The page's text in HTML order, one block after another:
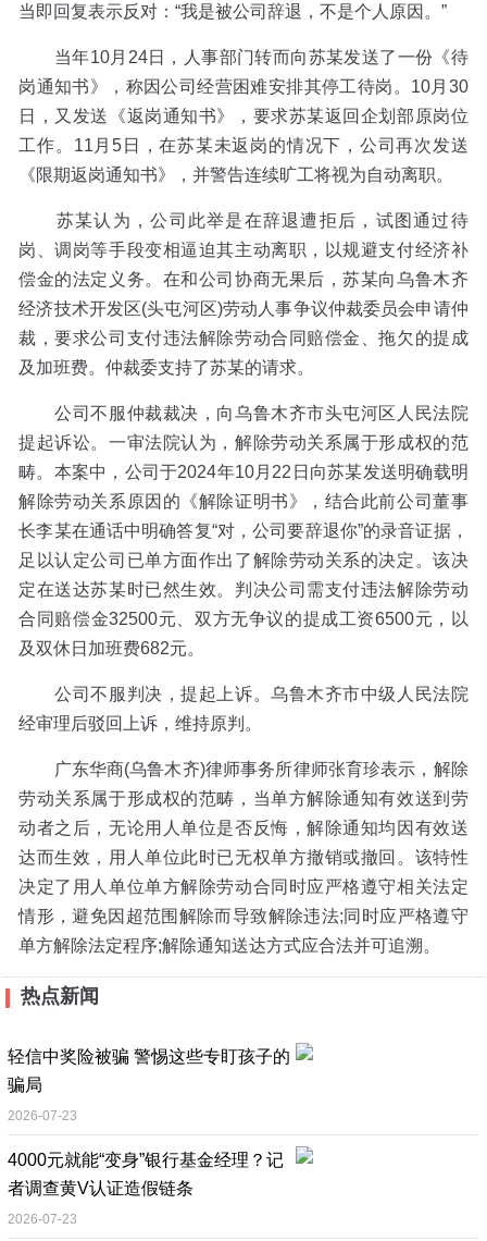
当即回复表示反对：“我是被公司辞退，不是个人原因。”
当年10月24日，人事部门转而向苏某发送了一份《待
岗通知书》，称因公司经营困难安排其停工待岗。10月30
日，又发送《返岗通知书》，要求苏某返回企划部原岗位
工作。11月5日，在苏某未返岗的情况下，公司再次发送
《限期返岗通知书》，并警告连续旷工将视为自动离职。
苏某认为，公司此举是在辞退遭拒后，试图通过待
岗、调岗等手段变相逼迫其主动离职，以规避支付经济补
偿金的法定义务。在和公司协商无果后，苏某向乌鲁木齐
经济技术开发区(头屯河区)劳动人事争议仲裁委员会申请仲
裁，要求公司支付违法解除劳动合同赔偿金、拖欠的提成
及加班费。仲裁委支持了苏某的请求。
公司不服仲裁裁决，向乌鲁木齐市头屯河区人民法院
提起诉讼。一审法院认为，解除劳动关系属于形成权的范
畴。本案中，公司于2024年10月22日向苏某发送明确载明
解除劳动关系原因的《解除证明书》，结合此前公司董事
长李某在通话中明确答复“对，公司要辞退你”的录音证据，
足以认定公司已单方面作出了解除劳动关系的决定。该决
定在送达苏某时已然生效。判决公司需支付违法解除劳动
合同赔偿金32500元、双方无争议的提成工资6500元，以
及双休日加班费682元。
公司不服判决，提起上诉。乌鲁木齐市中级人民法院
经审理后驳回上诉，维持原判。
广东华商(乌鲁木齐)律师事务所律师张育珍表示，解除
劳动关系属于形成权的范畴，当单方解除通知有效送到劳
动者之后，无论用人单位是否反悔，解除通知均因有效送
达而生效，用人单位此时已无权单方撤销或撤回。该特性
决定了用人单位单方解除劳动合同时应严格遵守相关法定
情形，避免因超范围解除而导致解除违法;同时应严格遵守
单方解除法定程序;解除通知送达方式应合法并可追溯。
热点新闻
轻信中奖险被骗 警惕这些专盯孩子的
骗局
2026-07-23
4000元就能“变身”银行基金经理？记
者调查黄V认证造假链条
2026-07-23